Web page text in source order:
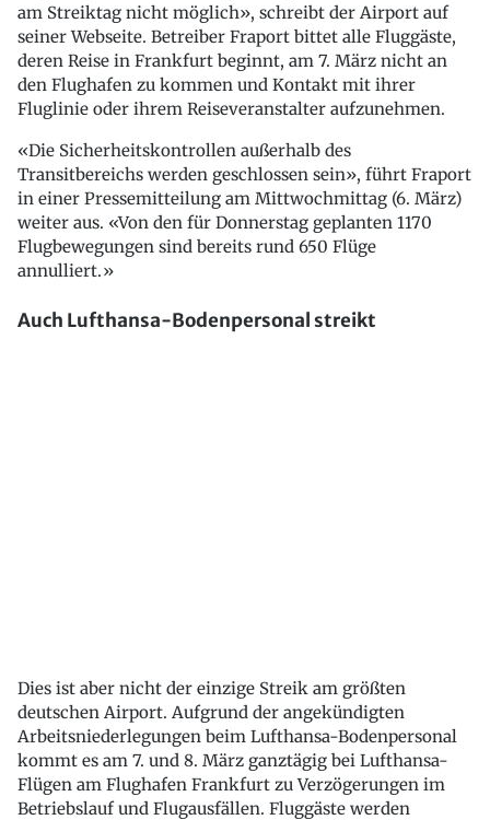
am Streiktag nicht möglich», schreibt der Airport auf
seiner Webseite. Betreiber Fraport bittet alle Fluggäste,
deren Reise in Frankfurt beginnt, am 7. März nicht an
den Flughafen zu kommen und Kontakt mit ihrer
Fluglinie oder ihrem Reiseveranstalter aufzunehmen.
«Die Sicherheitskontrollen außerhalb des
Transitbereichs werden geschlossen sein», führt Fraport
in einer Pressemitteilung am Mittwochmittag (6. März)
weiter aus. «Von den für Donnerstag geplanten 1170
Flugbewegungen sind bereits rund 650 Flüge
annulliert.»
Auch Lufthansa-Bodenpersonal streikt
Dies ist aber nicht der einzige Streik am größten
deutschen Airport. Aufgrund der angekündigten
Arbeitsniederlegungen beim Lufthansa-Bodenpersonal
kommt es am 7. und 8. März ganztägig bei Lufthansa-
Flügen am Flughafen Frankfurt zu Verzögerungen im
Betriebslauf und Flugausfällen. Fluggäste werden